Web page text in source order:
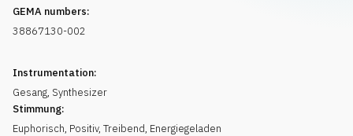
GEMA numbers:
38867130-002
Instrumentation:
Gesang, Synthesizer
Stimmung:
Euphorisch, Positiv, Treibend, Energiegeladen